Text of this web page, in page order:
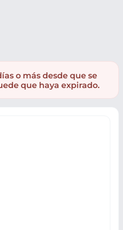
o más desde que se
que haya expirado.